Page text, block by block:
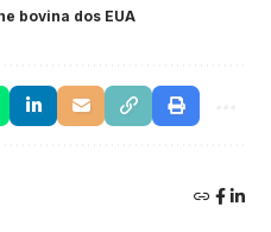
bovina dos EUA